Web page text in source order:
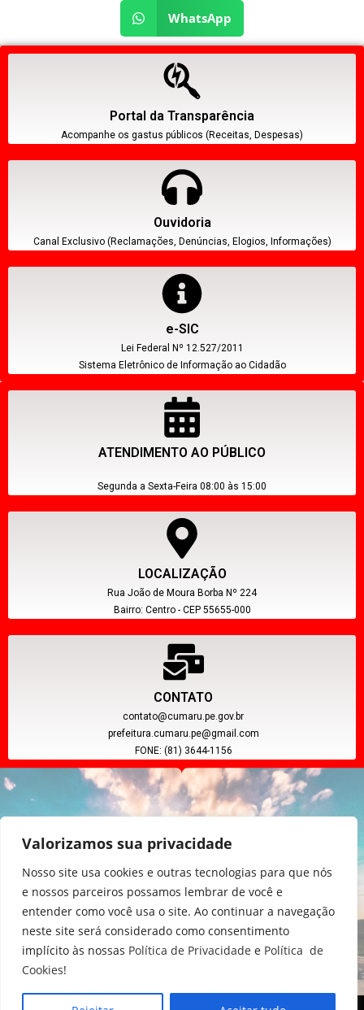
Valorizamos sua privacidade
Nosso site usa cookies e outras tecnologias para que nós
e nossos parceiros possamos lembrar de você e
entender como você usa o site. Ao continuar a navegação
neste site será considerado como consentimento
implícito às nossas Política de Privacidade e Política de
Cookies!
WhatsApp
Portal da Transparência
Acompanhe os gastus públicos (Receitas, Despesas)
Ouvidoria
Canal Exclusivo (Reclamações, Denúncias, Elogios, Informações)
e-SIC
Lei Federal Nº 12.527/2011
Sistema Eletrônico de Informação ao Cidadão
ATENDIMENTO AO PÚBLICO
Segunda a Sexta-Feira 08:00 às 15:00
LOCALIZAÇÃO
Rua João de Moura Borba Nº 224
Bairro: Centro - CEP 55655-000
CONTATO
contato@cumaru.pe.gov.br
prefeitura.cumaru.pe@gmail.com
FONE: (81) 3644-1156
CNPJ: 11.097.391/0001-20